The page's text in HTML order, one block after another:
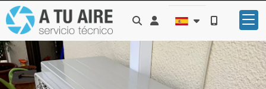
Identifícate